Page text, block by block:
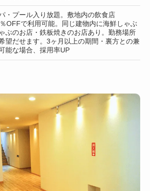
・プール入り放題。敷地内の飲食店
OFFで利用可能。同じ建物内に海鮮しゃぶ
ぶのお店・鉄板焼きのお店あり。勤務場所
望だせます。3ヶ月以上の期間・裏方との兼
能な場合、採用率UP